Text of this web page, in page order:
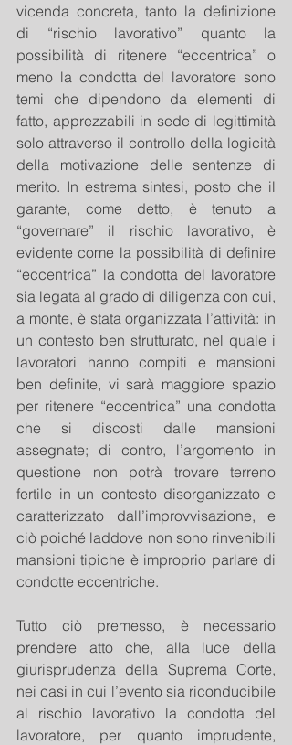
vicenda concreta, tanto la definizione
di “rischio lavorativo” quanto la
possibilità di ritenere “eccentrica” o
meno la condotta del lavoratore sono
temi che dipendono da elementi di
fatto, apprezzabili in sede di legittimità
solo attraverso il controllo della logicità
della motivazione delle sentenze di
merito. In estrema sintesi, posto che il
garante, come detto, è tenuto a
“governare” il rischio lavorativo, è
evidente come la possibilità di definire
“eccentrica” la condotta del lavoratore
sia legata al grado di diligenza con cui,
a monte, è stata organizzata l’attività: in
un contesto ben strutturato, nel quale i
lavoratori hanno compiti e mansioni
ben definite, vi sarà maggiore spazio
per ritenere “eccentrica” una condotta
che si discosti dalle mansioni
assegnate; di contro, l’argomento in
questione non potrà trovare terreno
fertile in un contesto disorganizzato e
caratterizzato dall’improvvisazione, e
ciò poiché laddove non sono rinvenibili
mansioni tipiche è improprio parlare di
condotte eccentriche.
Tutto ciò premesso, è necessario
prendere atto che, alla luce della
giurisprudenza della Suprema Corte,
nei casi in cui l’evento sia riconducibile
al rischio lavorativo la condotta del
lavoratore, per quanto imprudente,